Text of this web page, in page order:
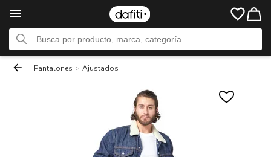
Pantalones > Ajustados